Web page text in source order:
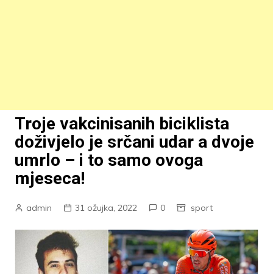
Troje vakcinisanih biciklista
doživjelo je srčani udar a dvoje
umrlo – i to samo ovoga
mjeseca!
admin 31 ožujka, 2022 0 sport